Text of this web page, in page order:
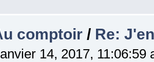
comptoir / Re:
14, 2017, 11:06:59